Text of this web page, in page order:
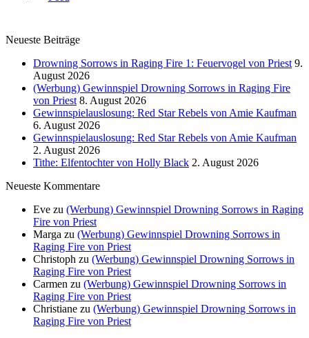
Neueste Beiträge
Drowning Sorrows in Raging Fire 1: Feuervogel von Priest 9.
August 2026
(Werbung) Gewinnspiel Drowning Sorrows in Raging Fire
von Priest 8. August 2026
Gewinnspielauslosung: Red Star Rebels von Amie Kaufman
6. August 2026
Gewinnspielauslosung: Red Star Rebels von Amie Kaufman
2. August 2026
Tithe: Elfentochter von Holly Black 2. August 2026
Neueste Kommentare
Eve zu (Werbung) Gewinnspiel Drowning Sorrows in Raging
Fire von Priest
Marga zu (Werbung) Gewinnspiel Drowning Sorrows in
Raging Fire von Priest
Christoph zu (Werbung) Gewinnspiel Drowning Sorrows in
Raging Fire von Priest
Carmen zu (Werbung) Gewinnspiel Drowning Sorrows in
Raging Fire von Priest
Christiane zu (Werbung) Gewinnspiel Drowning Sorrows in
Raging Fire von Priest